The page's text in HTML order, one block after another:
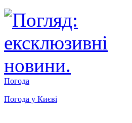
Погода
Погода у Києві